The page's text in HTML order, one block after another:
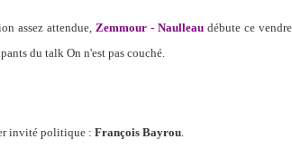
assez attendue,Zemmour - Naulleau débute ce
du talk On n'est pas couché.
invité politique : François Bayrou.